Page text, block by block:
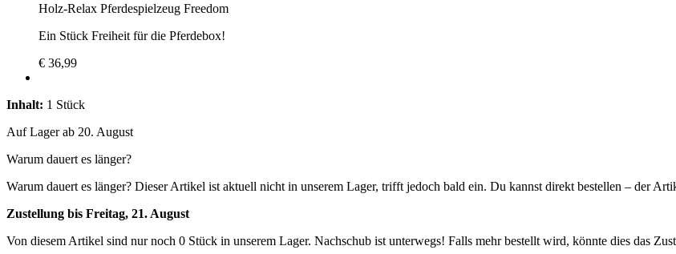
Holz-Relax Pferdespielzeug Freedom
Ein Stück Freiheit für die Pferdebox!
€ 36,99
Inhalt: 1 Stück
Auf Lager ab 20. August
Warum dauert es länger?
Warum dauert es länger? Dieser Artikel ist aktuell nicht in unserem Lager, trifft jedoch bald ein. Du kannst direkt bestellen – der
Zustellung bis Freitag, 21. August
Von diesem Artikel sind nur noch 0 Stück in unserem Lager. Nachschub ist unterwegs! Falls mehr bestellt wird, könnte dies das